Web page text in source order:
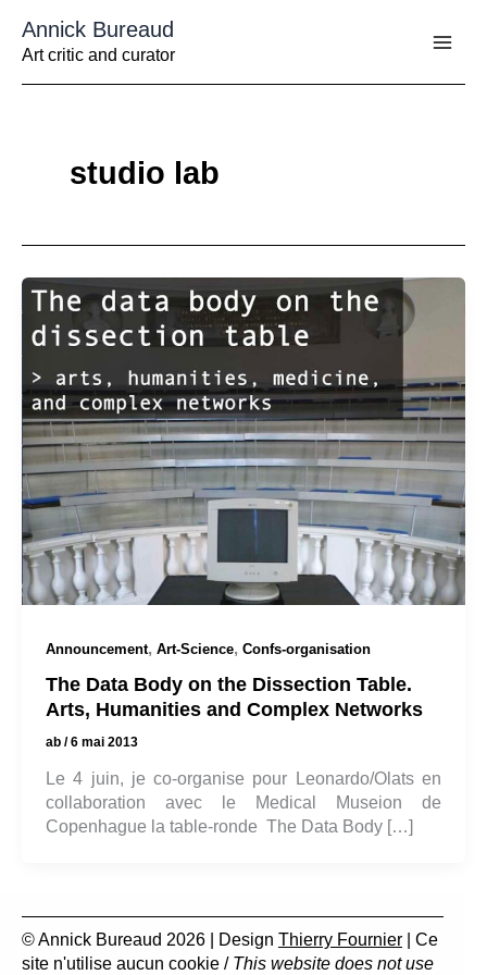
contenu
Annick Bureaud
Art critic and curator
studio lab
Announcement, Art-Science, Confs-organisation
The Data Body on the Dissection Table.
Arts, Humanities and Complex Networks
ab /6 mai 2013
Le 4 juin, je co-organise pour Leonardo/Olats en
collaboration avec le Medical Museion de
Copenhague la table-ronde The Data Body […]
© Annick Bureaud 2026 | Design Thierry Fournier | Ce
site n'utilise aucun cookie / This website does not use